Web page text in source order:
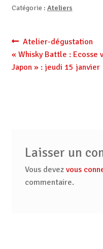
Catégorie : Ateliers
Navigation
de
Article
précédent :
Atelier-dégustation
« Whisky Battle : Ecosse
Japon » : jeudi 15 janvier
Laisser un
Vous devez vous
commentaire.